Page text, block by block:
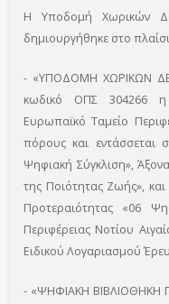
Η Υποδομή Χωρικών
δημιουργήθηκε στο
- «ΥΠΟΔΟΜΗ ΧΩΡΙΚΩΝ
κωδικό ΟΠΣ 304266 η
Ευρωπαϊκό Ταμείο
πόρους και εντάσσεται
Ψηφιακή Σύγκλιση»,
της Ποιότητας Ζωής»,
Προτεραιότητας «06
Περιφέρειας Νοτίου
Ειδικού Λογαριασμού
- «ΨΗΦΙΑΚΗ ΒΙΒΛΙΟΘΗΚΗ